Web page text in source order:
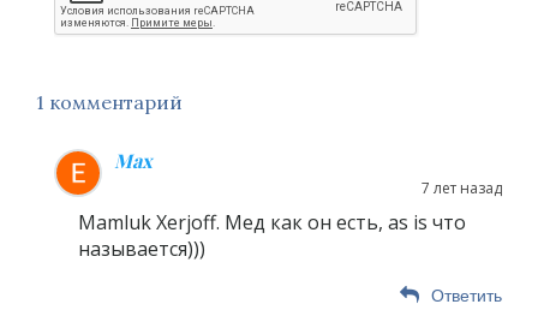
1 комментарий
Max
7 лет назад
Mamluk Xerjoff. Мед как он есть, as is что
называется)))
Ответить